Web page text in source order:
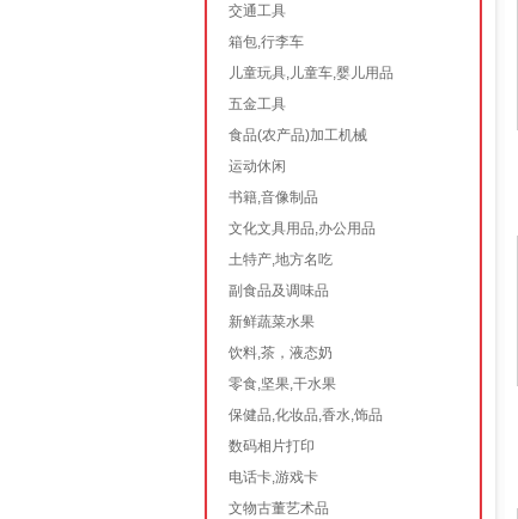
交通工具
箱包,行李车
儿童玩具,儿童车,婴儿用品
五金工具
食品(农产品)加工机械
运动休闲
书籍,音像制品
文化文具用品,办公用品
土特产,地方名吃
副食品及调味品
新鲜蔬菜水果
饮料,茶，液态奶
零食,坚果,干水果
保健品,化妆品,香水,饰品
数码相片打印
电话卡,游戏卡
文物古董艺术品